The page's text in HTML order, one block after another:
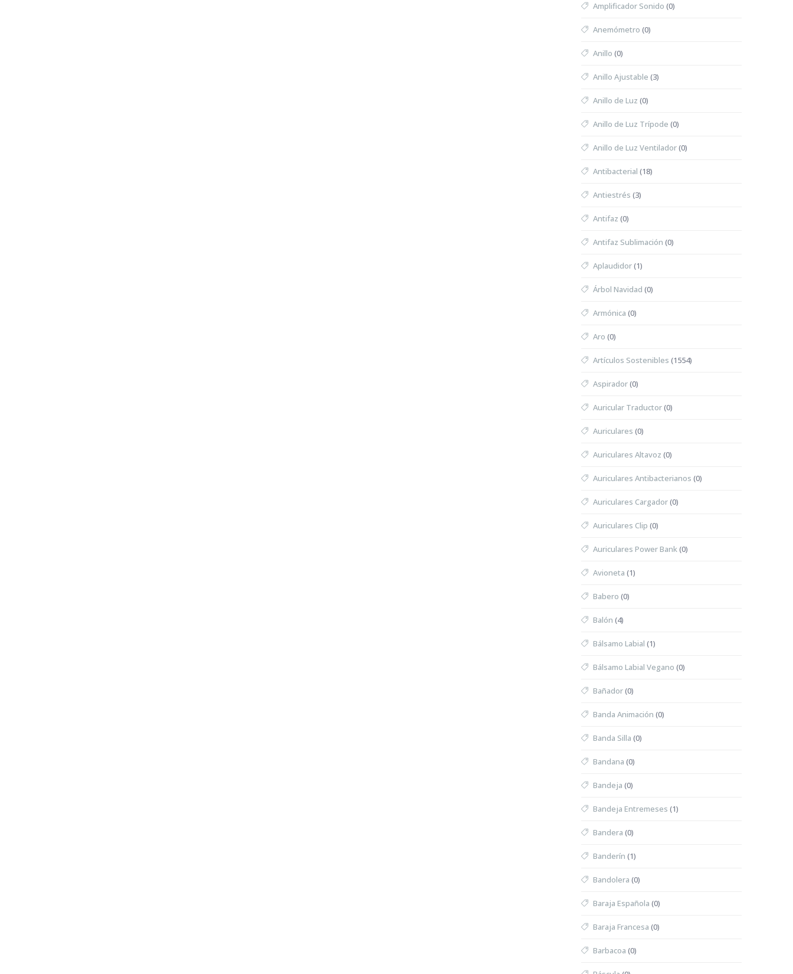
Amplificador Sonido (0)
Anemómetro (0)
Anillo (0)
Anillo Ajustable (3)
Anillo de Luz (0)
Anillo de Luz Trípode (0)
Anillo de Luz Ventilador(0)
Antibacterial (18)
Antiestrés (3)
Antifaz (0)
Antifaz Sublimación (0)
Aplaudidor(1)
Árbol Navidad (0)
Armónica (0)
Aro (0)
Artículos Sostenibles (1554)
Aspirador(0)
Auricular Traductor(0)
Auriculares (0)
Auriculares Altavoz (0)
Auriculares Antibacterianos (0)
Auriculares Cargador(0)
Auriculares Clip (0)
Auriculares Power Bank(0)
Avioneta (1)
Babero (0)
Balón (4)
Bálsamo Labial (1)
Bálsamo Labial Vegano (0)
Bañador(0)
Banda Animación (0)
Banda Silla (0)
Bandana (0)
Bandeja (0)
Bandeja Entremeses (1)
Bandera (0)
Banderín (1)
Bandolera (0)
Baraja Española (0)
Baraja Francesa (0)
Barbacoa (0)